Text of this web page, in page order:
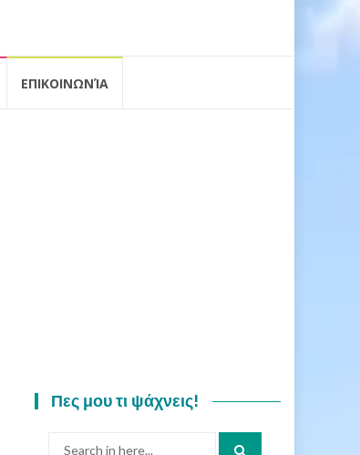
ΕΠΙΚΟΙΝΩΝΊΑ
Πες μου τι ψάχνεις!